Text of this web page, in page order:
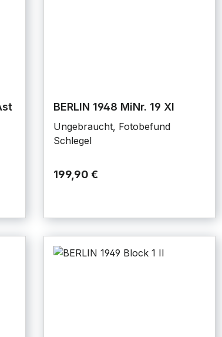
BERLIN 1948 MiNr. 19 XI
Ungebraucht, Fotobefund
Schlegel
199,90 €